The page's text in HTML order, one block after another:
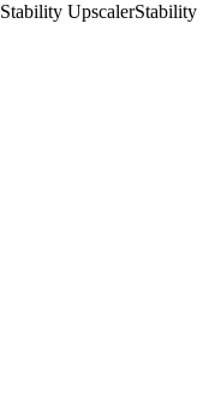
Stability UpscalerStability